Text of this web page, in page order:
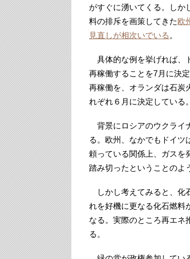
がすぐに湧いてくる。しか
料の排斥を画策してきた欧
見直しが相次いでいる 。
具体的な例を挙げれば、
再稼働することを7月に決
再稼働を、オランダは石炭
れぞれ６月に決定している
背景にロシアのウクライ
る。欧州、なかでもドイツ
頼っている関係上、ガスを
踏み切ったということのよ
しかし考えてみると、化
れを好機に更なる化石燃料
なる。実際のところ再エネ
る。